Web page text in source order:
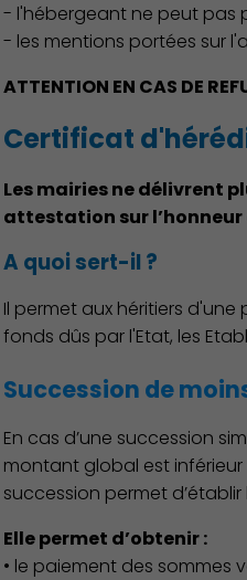
Démocratie locale
- l'hébergeant ne peut pas
- les mentions portées sur
ATTENTION EN CAS DE
Certificat
Les mairies ne délivrent
attestation sur l’honneur
A quoi sert-il ?
Il permet aux héritiers
fonds dûs par l'Etat, les
Succession de
En cas d’une succession
montant global est
succession permet
Elle permet d’obtenir :
• le paiement des sommes